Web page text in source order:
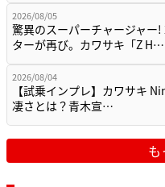
2026/08/05
驚異のスーパーチャージャー
ターが再び。カワサキ「Z H…
2026/08/04
【試乗インプレ】カワサキ
凄さとは？青木宣…
も